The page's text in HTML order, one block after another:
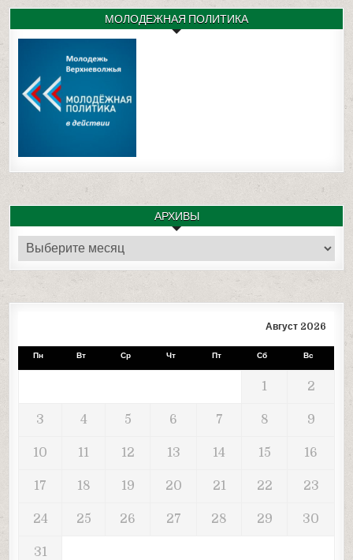
МОЛОДЕЖНАЯ ПОЛИТИКА
АРХИВЫ
Архивы
Август 2026
Пн Вт Ср Чт Пт Сб Вс
1 2
3 4 5 6 7 8 9
10 11 12 13 14 15 16
17 18 19 20 21 22 23
24 25 26 27 28 29 30
31